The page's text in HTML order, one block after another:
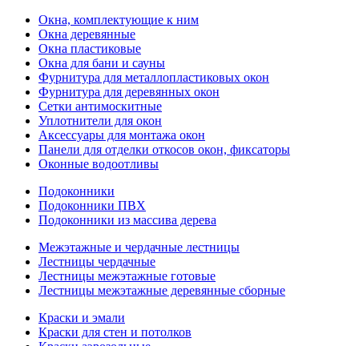
Окна, комплектующие к ним
Окна деревянные
Окна пластиковые
Окна для бани и сауны
Фурнитура для металлопластиковых окон
Фурнитура для деревянных окон
Сетки антимоскитные
Уплотнители для окон
Аксессуары для монтажа окон
Панели для отделки откосов окон, фиксаторы
Оконные водоотливы
Подоконники
Подоконники ПВХ
Подоконники из массива дерева
Межэтажные и чердачные лестницы
Лестницы чердачные
Лестницы межэтажные готовые
Лестницы межэтажные деревянные сборные
Краски и эмали
Краски для стен и потолков